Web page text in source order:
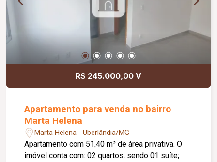
Condomínio: Câmeras de segurança; Gás incluso.
Opção de locação mobiliada inclui: Máquina de
lavar de 12 kg; Geladeira Brastemp 378 L; 04
cadeiras brancas; Fogão cooktop Fischer de 04
bocas;Cortinas decorativas (sala e suíte); 02
R$ 245.000,00 V
Apartamento para venda no bairro
Marta Helena
Marta Helena - Uberlândia/MG
Apartamento com 51,40 m² de área privativa. O
imóvel conta com: 02 quartos, sendo 01 suíte;